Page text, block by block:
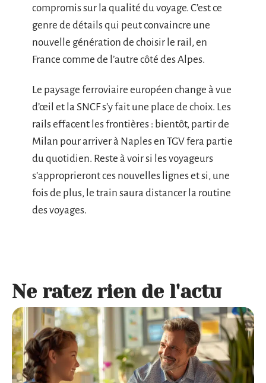
compromis sur la qualité du voyage. C’est ce
genre de détails qui peut convaincre une
nouvelle génération de choisir le rail, en
France comme de l’autre côté des Alpes.
Le paysage ferroviaire européen change à vue
d’œil et la SNCF s’y fait une place de choix. Les
rails effacent les frontières : bientôt, partir de
Milan pour arriver à Naples en TGV fera partie
du quotidien. Reste à voir si les voyageurs
s’approprieront ces nouvelles lignes et si, une
fois de plus, le train saura distancer la routine
des voyages.
Ne ratez rien de l'actu